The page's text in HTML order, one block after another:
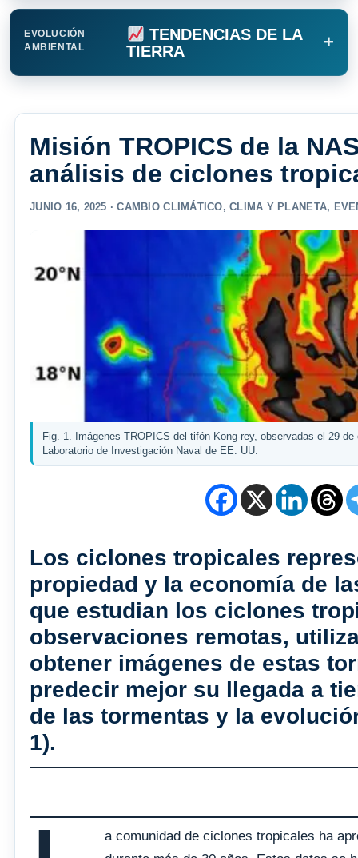
EVOLUCIÓN
AMBIENTAL
TENDENCIAS DE LA
TIERRA
+
Misión TROPICS de la
análisis de ciclones
JUNIO 16, 2025 ·CAMBIO CLIMÁTICO,CLIMA Y PLANETA,
Fig. 1. Imágenes TROPICS del tifón Kong-rey, observadas el 29
Laboratorio de Investigación Naval de EE. UU.
Los ciclones tropicales
propiedad y la economía de
que estudian los ciclones
observaciones remotas,
obtener imágenes de estas
predecir mejor su llegada a
de las tormentas y la
1).
a comunidad de ciclones tropicales ha